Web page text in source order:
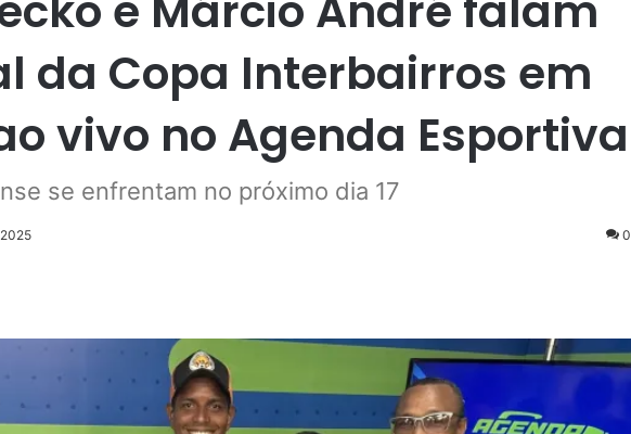
da Copa Interbairros em
vivo no Agenda Esportiva
se enfrentam no próximo dia 17
0